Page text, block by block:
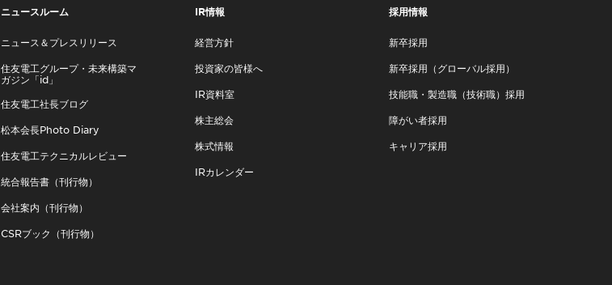
ニュースルーム
ニュース＆プレスリリース
住友電工グループ・未来構築マ
ガジン「id」
住友電工社長ブログ
松本会長Photo Diary
住友電工テクニカルレビュー
統合報告書（刊行物）
会社案内（刊行物）
CSRブック（刊行物）
IR情報
経営方針
投資家の皆様へ
IR資料室
株主総会
株式情報
IRカレンダー
採用情報
新卒採用
新卒採用（グローバル採用）
技能職・製造職（技術職）採用
障がい者採用
キャリア採用